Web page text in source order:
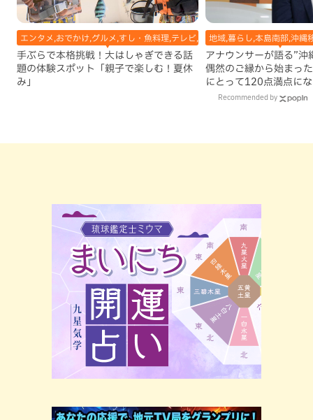
エンタメ,おでかけ,グルメ,すし・魚料理,テレビ,体験,北谷町,地域,子ども,本島
手ぶらで本格挑戦！大はしゃぎできる話
題の体験スポット「親子で楽しむ！夏休
み」
地域,暮らし,本島南部,沖縄
アナウンサーが語る”沖
偶然のご縁から始まっ
にとって120点満点に
Recommended by